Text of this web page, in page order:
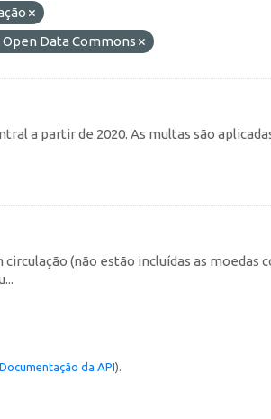
Open Data Commons
a partir de 2020. As multas são
(não estão incluídas as moedas
Documentação da API).